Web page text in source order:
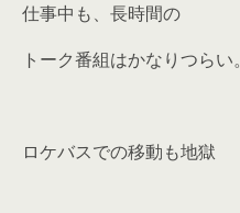
仕事中も、長時間の
トーク番組はかなりつらい。
ロケバスでの移動も地獄